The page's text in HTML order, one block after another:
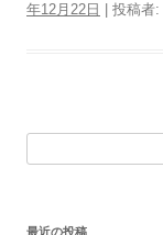
年12月22日
投稿者:
最近の投稿